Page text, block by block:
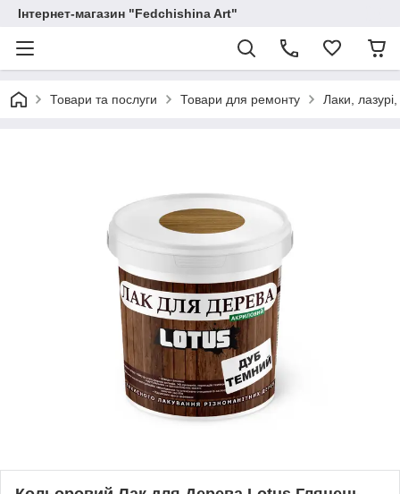
Інтернет-магазин "Fedchishina Art"
Товари та послуги Товари для ремонту Лаки,